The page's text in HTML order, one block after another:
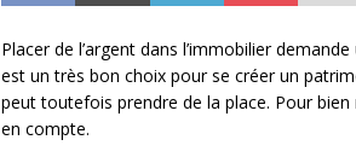
Placer de l’argent dans l’immobilier
est un très bon choix pour se créer un
peut toutefois prendre de la place. Pour
en compte.